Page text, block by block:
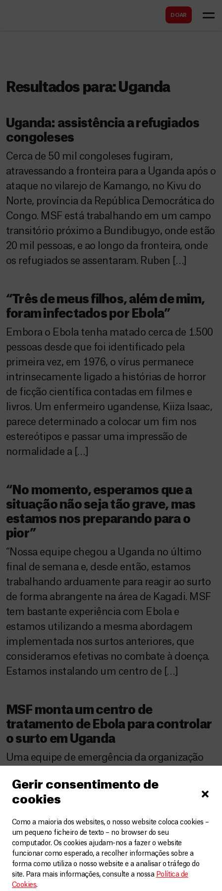
Gerir consentimento de
cookies
Como a maioria dos websites, o nosso website coloca cookies –
um pequeno ficheiro de texto – no browser do seu
computador. Os cookies ajudam-nos a fazer o website
funcionar como esperado, a recolher informações sobre a
forma como utiliza o nosso website e a analisar o tráfego do
site. Para mais informações, consulte a nossa Política de
Cookies.
DOAR
Resultados para: Uganda
Uganda: assistência a refugiados
congoleses
Cerca de 50 mil congoleses fugiram,
atravessando a fronteira para a Uganda após o
ataque no vilarejo de Kamango, no Kivu do
Norte, província da República Democrática do
Congo. MSF está trabalhando em um campo
transitório próximo a Bundibugyo, onde estão
20 mil pessoas, e ao longo da fronteira, onde
os refugiados se assentaram. Ruben […]
“Três de meus filhos, além de mim,
foram infectados por Ebola”
Embora o Ebola tenha matado cerca de 1.500
pessoas desde que foi identificado pela
primeira vez, em 1976, o vírus permanece
intrinsecamente ligado a histórias de horror
de ficção científica contadas em filmes e
livros. Um enfermeiro ugandense, Kiiza Isaac,
parece determinado a colocar um fim nos
estereótipos e passar uma impressão de
normalidade a […]
“No momento, esperamos que a
situação não seja tão grave, mas
estamos nos preparando para o
pior”
“Nossa equipe chegou a Uganda no último
final de semana e, desde então, estamos
trabalhando arduamente para reagir ao surto
de forma abrangente na área de Kagadi. MSF
tem bastante experiência com Ebola e
estamos utilizando a mesma abordagem
implementada nos surtos anteriores, que
consideramos efetivas no combate à doença.
Estamos instalando um centro de […]
MSF monta um centro de
tratamento de Ebola para controlar
o surto em Uganda
Uma equipe de emergência da organização
montou um centro de tratamento de Ebola
em Kagadi, no oeste de Uganda, onde 24
pacientes com suspeita de contaminação já
foram admitidos. Até o momento, 17 pessoas
já morreram devido ao surto da doença.
Equipes de MSF também estão pondo em
prática medidas […]
r